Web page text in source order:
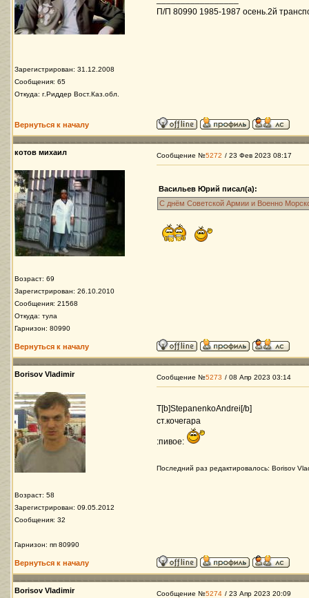
Зарегистрирован: 31.12.2008
Сообщения: 65
Откуда: г.Риддер Вост.Каз.обл.
П/П 80990 1985-1987 осень.2й
Вернуться к началу
котов михаил
Возраст: 69
Зарегистрирован: 26.10.2010
Сообщения: 21568
Откуда: тула
Гарнизон: 80990
Сообщение №5272 / 23 Фев 2023 08:17
Васильев Юрий писал(а):
С днём Советской Армии и Военно
Вернуться к началу
Borisov Vladimir
Возраст: 58
Зарегистрирован: 09.05.2012
Сообщения: 32
Гарнизон: пп 80990
Сообщение №5273 / 08 Апр 2023 03:14
Т[b]StepanenkoAndrei[/b]
ст.кочегара
:пивоe:
Последний раз редактировалось: Borisov
Вернуться к началу
Borisov Vladimir Сообщение №5274 / 23 Апр 2023 20:09